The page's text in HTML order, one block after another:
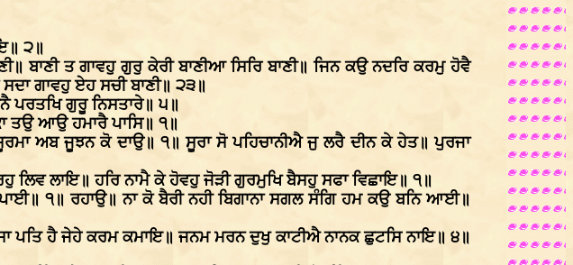
੨॥
ਬਾਣੀ ਤ ਗਾਵਹੁ ਗੁਰੁ ਕੇਰੀ ਬਾਣੀਆ ਸਿਰਿ ਬਾਣੀ॥ ਜਿਨ ਕਉ ਨਦਰਿ ਕਰਮੁ ਹੋਵੈ
ਗਾਵਹੁ ਏਹ ਸਚੀ ਬਾਣੀ॥ ੨੩॥
ਪਰਤਖਿ ਗੁਰੂ ਨਿਸਤਾਰੇ॥ ੫॥
ਤਉ ਆਉ ਹਮਾਰੈ ਪਾਸਿ॥ ੧॥
ਅਬ ਜੂਝਨ ਕੋ ਦਾਉ॥ ੧॥ ਸੂਰਾ ਸੋ ਪਹਿਚਾਨੀਐ ਜੁ ਲਰੈ ਦੀਨ ਕੇ ਹੇਤ॥ ਪੁਰਜਾ
ਲਾਇ॥ ਹਰਿ ਨਾਮੈ ਕੇ ਹੋਵਹੁ ਜੋੜੀ ਗੁਰਮੁਖਿ ਬੈਸਹੁ ਸਫਾ ਵਿਛਾਇ॥ ੧॥
੧॥ ਰਹਾਉ॥ ਨਾ ਕੋ ਬੈਰੀ ਨਹੀ ਬਿਗਾਨਾ ਸਗਲ ਸੰਗਿ ਹਮ ਕਉ ਬਨਿ ਆਈ॥
ਪਤਿ ਹੈ ਜੇਹੇ ਕਰਮ ਕਮਾਇ॥ ਜਨਮ ਮਰਨ ਦੁਖੁ ਕਾਟੀਐ ਨਾਨਕ ਛੁਟਸਿ ਨਾਇ॥ ੪॥